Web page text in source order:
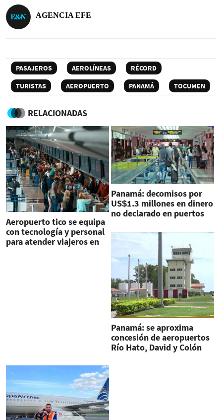
AGENCIA EFE
PASAJEROS AEROLÍNEAS
RÉCORD
TURISTAS
AEROPUERTO PANAMÁ TOCUMEN
RELACIONADAS
Aeropuerto tico se equipa
con tecnología y personal
para atender viajeros en
Panamá: decomisos por
US$1.3 millones en dinero
no declarado en puertos
Panamá: se aproxima
concesión de aeropuertos
Río Hato, David y Colón